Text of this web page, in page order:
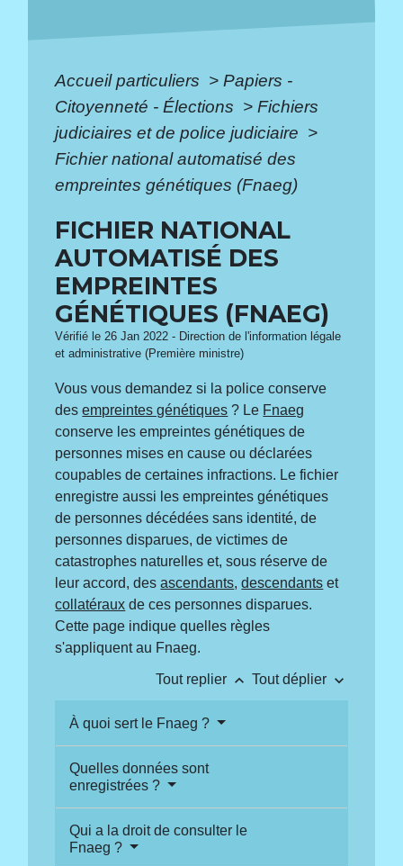
Accueil particuliers > Papiers -
Citoyenneté - Élections > Fichiers
judiciaires et de police judiciaire >
Fichier national automatisé des
empreintes génétiques (Fnaeg)
FICHIER NATIONAL
AUTOMATISÉ DES
EMPREINTES
GÉNÉTIQUES (FNAEG)
Vérifié le 26 Jan 2022 - Direction de l'information légale
et administrative (Première ministre)
Vous vous demandez si la police conserve
desempreintes génétiques ? Le Fnaeg
conserve les empreintes génétiques de
personnes mises en cause ou déclarées
coupables de certaines infractions. Le fichier
enregistre aussi les empreintes génétiques
de personnes décédées sans identité, de
personnes disparues, de victimes de
catastrophes naturelles et, sous réserve de
leur accord, desascendants,descendants et
collatéraux de ces personnes disparues.
Cette page indique quelles règles
s'appliquent au Fnaeg.
Tout replier keyboard_arrow_up Tout déplier keyboard_arrow_down
À quoi sert le Fnaeg ?
Quelles données sont
enregistrées ?
Qui a la droit de consulter le
Fnaeg ?